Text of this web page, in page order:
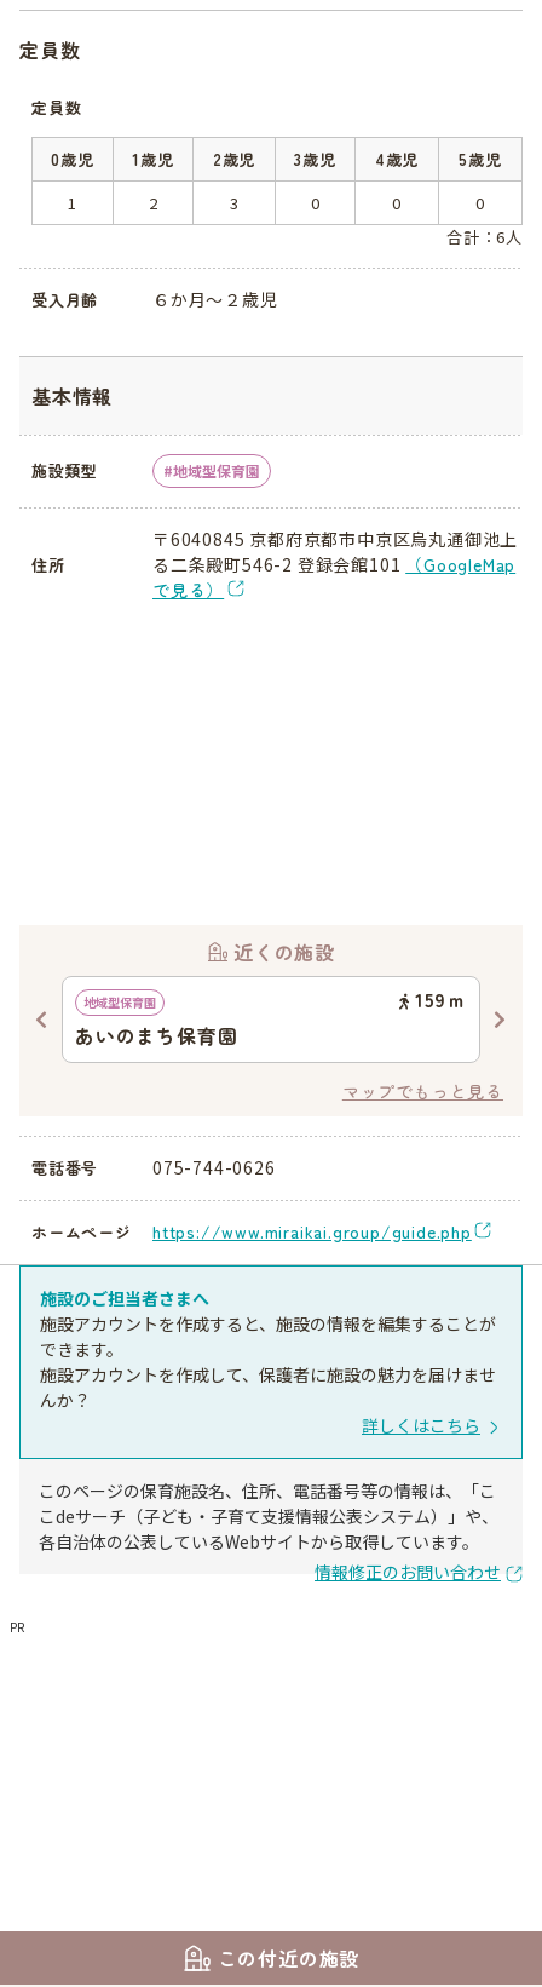
定員数
定員数
0歳児 1歳児 2歳児 3歳児 4歳児
5歳児
1
2 3 0 0
0
合計：6人
受入月齢 ６か月～２歳児
基本情報
施設類型 地域型保育園
住所
〒6040845 京都府京都市中京区烏丸通御池上
る二条殿町546-2 登録会館101
（GoogleMap
で見る）
近くの施設
地域型保育園 159 ｍ
あいのまち保育園
マップでもっと見る
電話番号 075-744-0626
ホームページ https://www.miraikai.group/guide.php
施設のご担当者さまへ
施設アカウントを作成すると、施設の情報を編集することが
できます。
施設アカウントを作成して、保護者に施設の魅力を届けませ
んか？
詳しくはこちら
このページの保育施設名、住所、電話番号等の情報は、「こ
こdeサーチ（子ども・子育て支援情報公表システム）」や、
各自治体の公表しているWebサイトから取得しています。
情報修正のお問い合わせ
PR
この付近の施設